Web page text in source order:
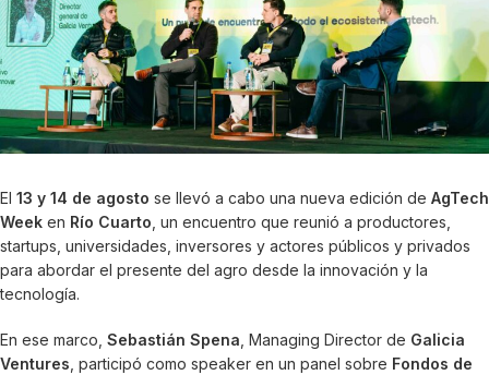
El 13 y 14 de agosto se llevó a cabo una nueva edición de AgTech
Week en Río Cuarto , un encuentro que reunió a productores,
startups, universidades, inversores y actores públicos y privados
para abordar el presente del agro desde la innovación y la
tecnología.
En ese marco, Sebastián Spena , Managing Director de Galicia
Ventures , participó como speaker en un panel sobre Fondos de